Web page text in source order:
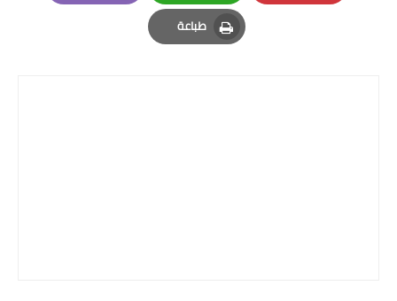
Pinterest
Whatsapp
Email
طباعة
Print